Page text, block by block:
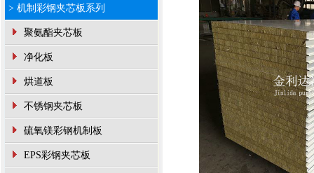
> 机制彩钢夹芯板系列
聚氨酯夹芯板
净化板
烘道板
不锈钢夹芯板
硫氧镁彩钢机制板
EPS彩钢夹芯板